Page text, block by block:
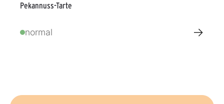
Pekannuss-Tarte
normal →